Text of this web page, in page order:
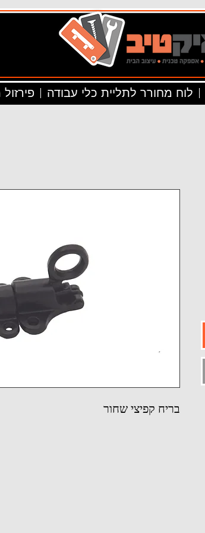
לוח מחורר לתליית כלי עבודה
בריח קפיצי שחור